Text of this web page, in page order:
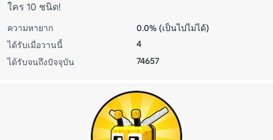
ใคร 10 ชนิด!
ความหายาก
0.0% (เป็นไปไม่ได้)
ได้รับเมื่อวานนี้
4
ได้รับจนถึงปัจจุบัน
74657